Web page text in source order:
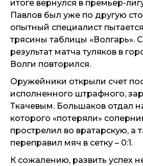
итоге вернулся в премьер-
Павлов был уже по другую
опытный специалист
трясины таблицы «Волгарь».
результат матча туляков в
Волги повторился.
Оружейники открыли счет
исполненного штрафного,
Ткачевым. Большаков отдал
которого «потеряли»
прострелил во вратарскую, а
переправил мяч в сетку – 0:1.
К сожалению, развить успех